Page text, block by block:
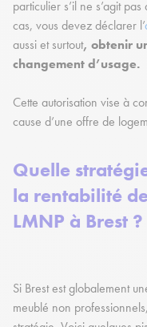
particulier s’il ne s’agit
cas, vous devez déclarer l’
aussi et surtout, obtenir
changement d’usage.
Cette autorisation vise à
cause d’une offre de
Quelle
la rentabilité
LMNP à Brest ?
Si Brest est globalement
meublé non